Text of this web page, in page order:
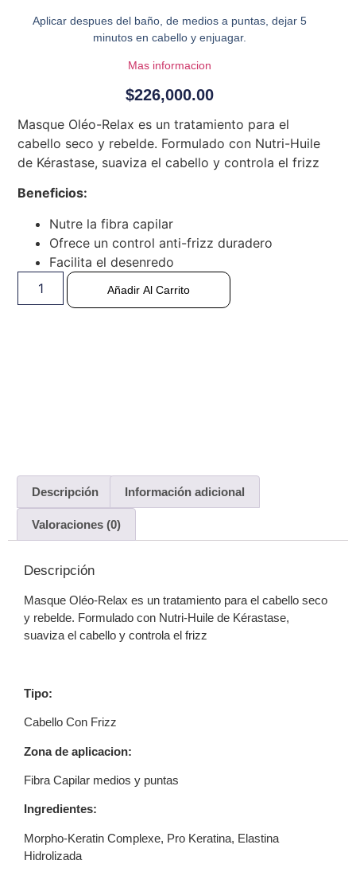
Aplicar despues del baño, de medios a puntas, dejar 5
minutos en cabello y enjuagar.
Mas informacion
$226,000.00
Masque Oléo-Relax es un tratamiento para el
cabello seco y rebelde. Formulado con Nutri-Huile
de Kérastase, suaviza el cabello y controla el frizz
Beneficios:
Nutre la fibra capilar
Ofrece un control anti-frizz duradero
Facilita el desenredo
Añadir Al Carrito
Descripción Información adicional
Valoraciones (0)
Descripción
Masque Oléo-Relax es un tratamiento para el cabello seco
y rebelde. Formulado con Nutri-Huile de Kérastase,
suaviza el cabello y controla el frizz
Tipo:
Cabello Con Frizz
Zona de aplicacion:
Fibra Capilar medios y puntas
Ingredientes:
Morpho-Keratin Complexe, Pro Keratina, Elastina
Hidrolizada